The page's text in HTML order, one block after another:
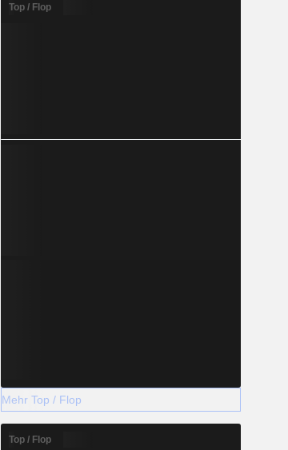
Top / Flop
Mehr Top / Flop
Top / Flop